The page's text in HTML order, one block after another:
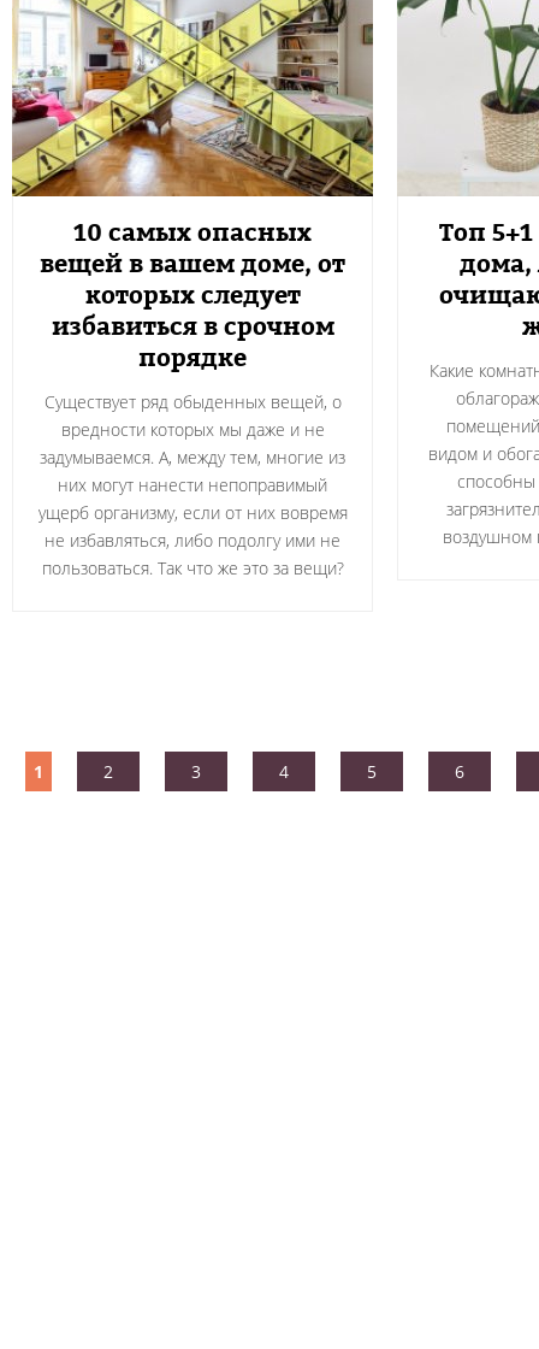
10 самых опасных
вещей в вашем доме, от
которых следует
избавиться в срочном
порядке
Существует ряд обыденных вещей, о
вредности которых мы даже и не
задумываемся. А, между тем, многие из
них могут нанести непоправимый
ущерб организму, если от них вовремя
не избавляться, либо подолгу ими не
пользоваться. Так что же это за вещи?
Топ
дома,
Какие
видом и
воздушном
1 2 3 4 5 6